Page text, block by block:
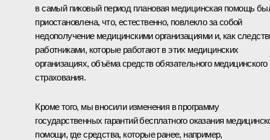
в самый пиковый период плановая медицинская помощь
приостановлена, что, естественно, повлекло за собой
недополучение медицинскими организациями и, как
работниками, которые работают в этих медицинских
организациях, объёма средств обязательного медицинского
страхования.
Кроме того, мы вносили изменения в программу
государственных гарантий бесплатного оказания
помощи, где средства, которые ранее, например,